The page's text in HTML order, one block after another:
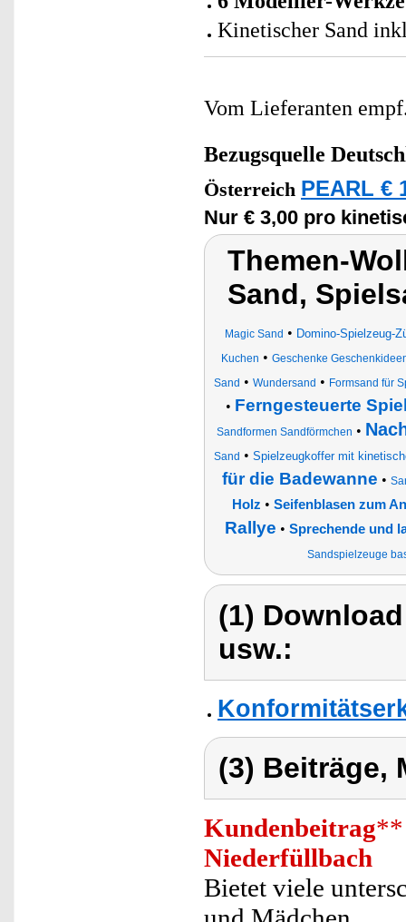
Kinetischer Sand
Vom Lieferanten
Bezugsquelle
Österreich PEARL €
Nur € 3,00 pro
Themen-
Sand,
Magic Sand • Domino-Spielzeug-
Kuchen • Geschenke
Sand • Wundersand • Formsand für
• Ferngesteuerte
Sandformen Sandförmchen •
Sand • Spielzeugkoffer mit
für die Badewanne •
Holz • Seifenblasen zum
Rallye • Sprechende und
Sandspielzeuge
(1)
usw.:
(3) Beiträge,
Kundenbeitrag**
Niederfüllbach
Bietet viele